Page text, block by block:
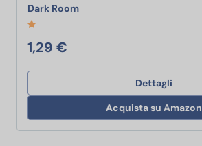
Dark RoomDark Room
1,29 €
Dettagli
Acquista su Amazon